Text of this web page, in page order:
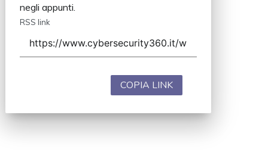
negli appunti.
RSS link
COPIA LINK